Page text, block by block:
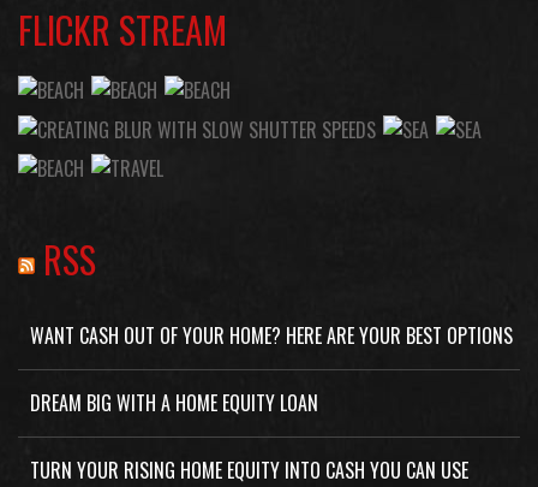
FLICKR STREAM
RSS
WANT CASH OUT OF YOUR HOME? HERE ARE YOUR BEST OPTIONS
DREAM BIG WITH A HOME EQUITY LOAN
TURN YOUR RISING HOME EQUITY INTO CASH YOU CAN USE